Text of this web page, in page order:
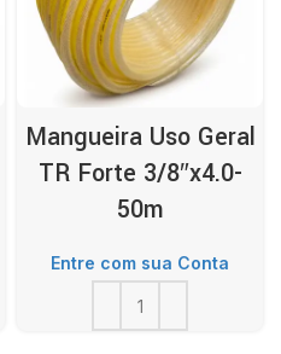
Mangueira Uso Geral
TR Forte 3/8″x4.0-
50m
Entre com sua Conta